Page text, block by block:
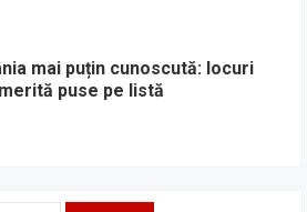
mai puțin cunoscută: locuri
puse pe listă